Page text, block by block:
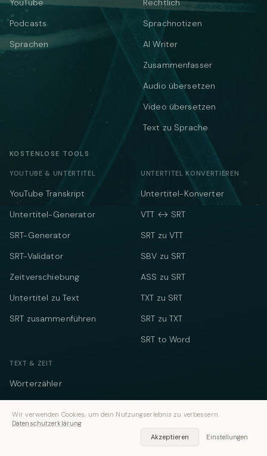
YouTube
Podcasts
Sprachen
Rechtlich
Sprachnotizen
AI Writer
Zusammenfasser
Audio übersetzen
Video übersetzen
Text zu Sprache
KOSTENLOSE TOOLS
YOUTUBE & UNTERTITEL
YouTube Transkript
Untertitel-Generator
SRT-Generator
SRT-Validator
Zeitverschiebung
Untertitel zu Text
SRT zusammenführen
UNTERTITEL KONVERTIEREN
Untertitel-Konverter
VTT ↔ SRT
SRT zu VTT
SBV zu SRT
ASS zu SRT
TXT zu SRT
SRT zu TXT
SRT to Word
TEXT & ZEIT
Wörterzähler
Social-Media-Zähler
Wir verwenden Cookies, um dein Nutzungserlebnis zu verbessern.
Datenschutzerklärung
Akzeptieren
Einstellungen